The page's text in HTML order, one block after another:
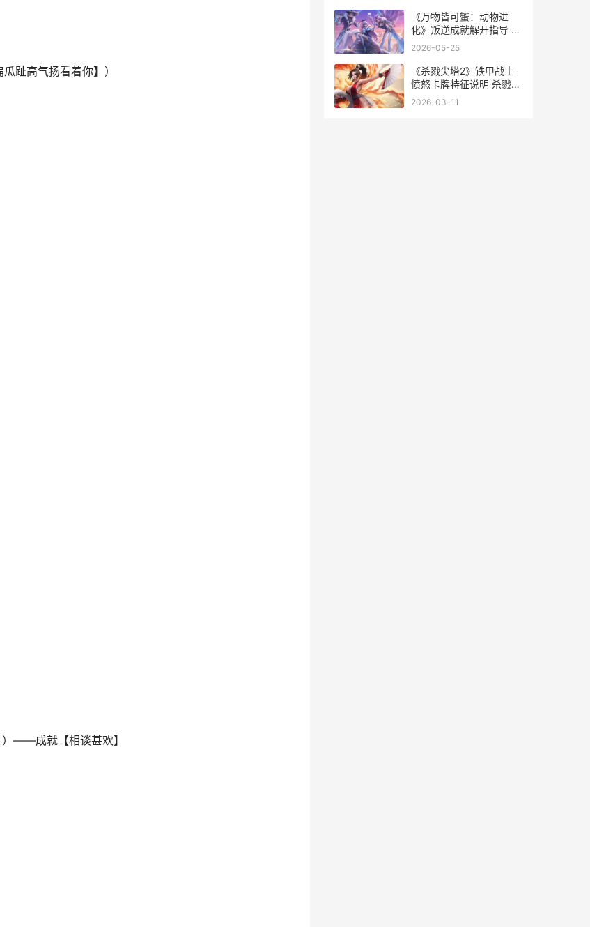
趾高气扬看着你】）
——成就【相谈甚欢】
《万物皆可蟹：动物进
化》叛逆成就解开指导 万
物皆可蟹游戏下载
2026-05-25
《杀戮尖塔2》铁甲战士
愤怒卡牌特征说明 杀戮尖
塔2发售时间
2026-03-11